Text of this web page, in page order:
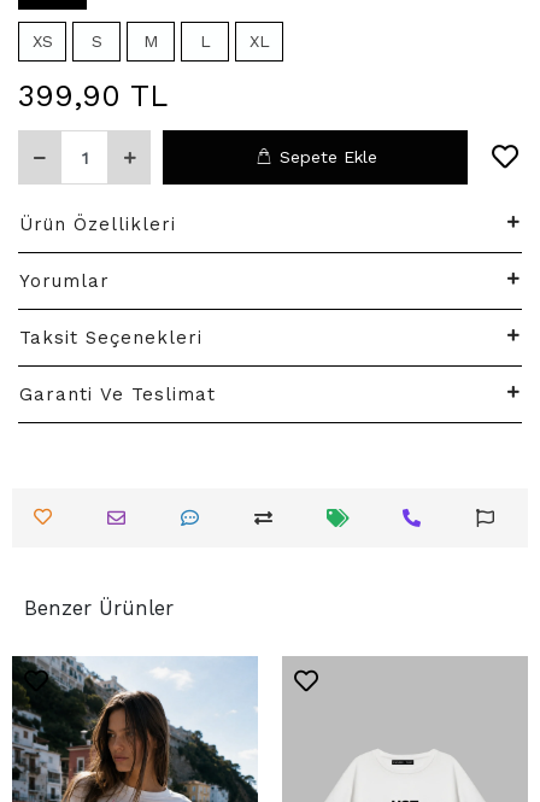
XS S M L XL
399,90 TL
Sepete Ekle
Ürün Özellikleri
Yorumlar
Taksit Seçenekleri
Garanti Ve Teslimat
Benzer Ürünler